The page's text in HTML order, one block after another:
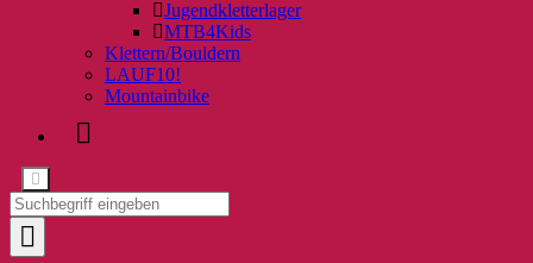
Jugendkletterlager
MTB4Kids
Klettern/Bouldern
LAUF10!
Mountainbike